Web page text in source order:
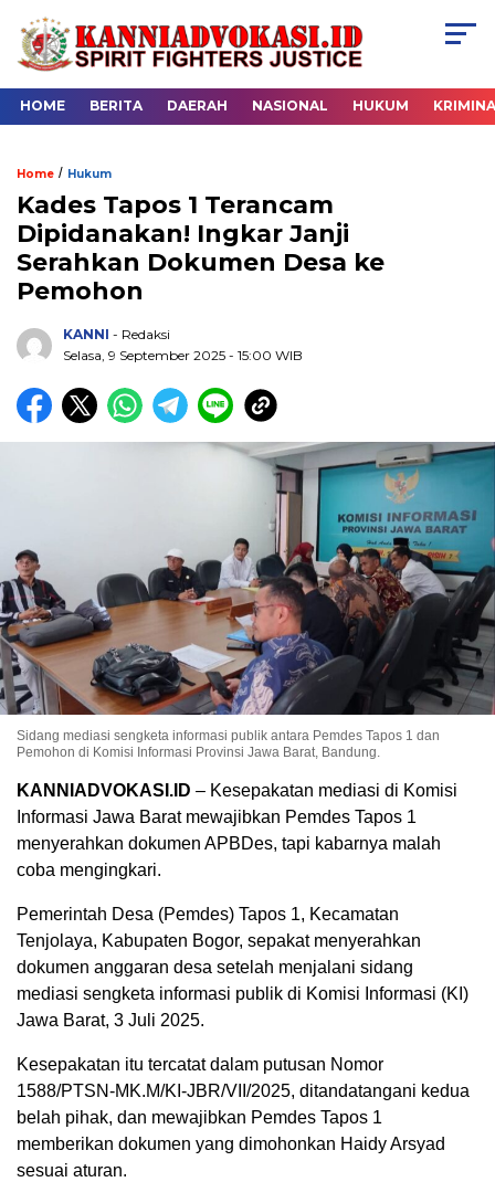
HOME BERITA DAERAH NASIONAL HUKUM
Home / Hukum
Kades Tapos 1 Terancam
Dipidanakan! Ingkar Janji
Serahkan Dokumen Desa ke
Pemohon
KANNI - Redaksi
Selasa, 9 September 2025 - 15:00 WIB
Sidang mediasi sengketa informasi publik antara Pemdes Tapos 1 dan
Pemohon di Komisi Informasi Provinsi Jawa Barat, Bandung.
KANNIADVOKASI.ID – Kesepakatan mediasi di Komisi
Informasi Jawa Barat mewajibkan Pemdes Tapos 1
menyerahkan dokumen APBDes, tapi kabarnya malah
coba mengingkari.
Pemerintah Desa (Pemdes) Tapos 1, Kecamatan
Tenjolaya, Kabupaten Bogor, sepakat menyerahkan
dokumen anggaran desa setelah menjalani sidang
mediasi sengketa informasi publik di Komisi Informasi (KI)
Jawa Barat, 3 Juli 2025.
Kesepakatan itu tercatat dalam putusan Nomor
1588/PTSN-MK.M/KI-JBR/VII/2025, ditandatangani kedua
belah pihak, dan mewajibkan Pemdes Tapos 1
memberikan dokumen yang dimohonkan Haidy Arsyad
sesuai aturan.